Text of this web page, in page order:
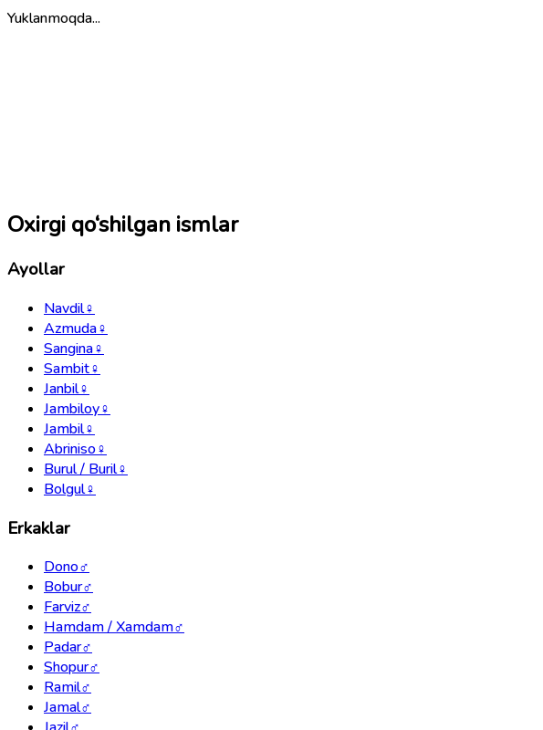
Yuklanmoqda...
Oxirgi qo‘shilgan ismlar
Ayollar
Navdil♀
Azmuda♀
Sangina♀
Sambit♀
Janbil♀
Jambiloy♀
Jambil♀
Abriniso♀
Burul / Buril♀
Bolgul♀
Erkaklar
Dono♂
Bobur♂
Farviz♂
Hamdam / Xamdam♂
Padar♂
Shopur♂
Ramil♂
Jamal♂